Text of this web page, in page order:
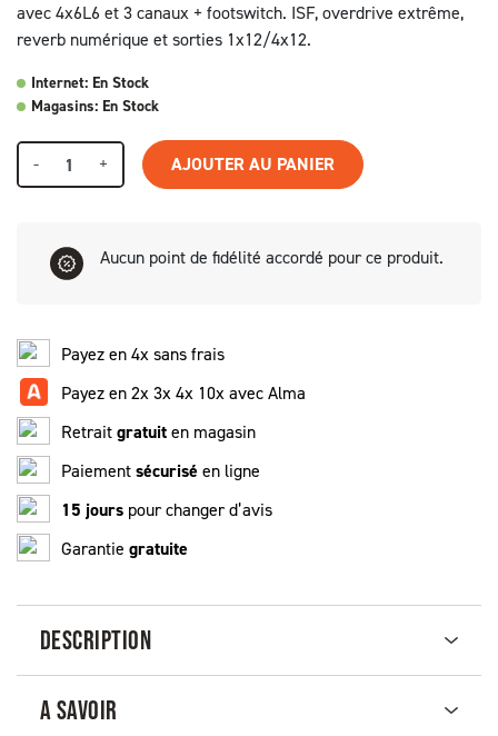
avec 4x6L6 et 3 canaux + footswitch. ISF, overdrive extrême,
reverb numérique et sorties 1x12/4x12.
Internet: En Stock
Magasins: En Stock
- + AJOUTER AU PANIER
Aucun point de fidélité accordé pour ce produit.
Payez en 4x sans frais
Payez en 2x 3x 4x 10x avec Alma
Retraitgratuiten magasin
Paiementsécurisé en ligne
15 jours pour changer d’avis
Garantie gratuite
DESCRIPTION
A SAVOIR